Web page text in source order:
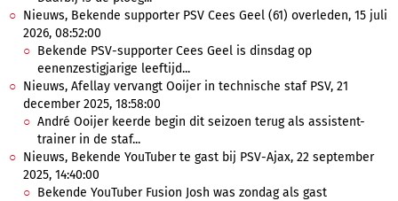
Nieuws, Bekende supporter PSV Cees Geel (61) overleden, 15 juli
2026, 08:52:00
Bekende PSV-supporter Cees Geel is dinsdag op
eenenzestigjarige leeftijd...
Nieuws, Afellay vervangt Ooijer in technische staf PSV, 21
december 2025, 18:58:00
André Ooijer keerde begin dit seizoen terug als assistent-
trainer in de staf...
Nieuws, Bekende YouTuber te gast bij PSV-Ajax, 22 september
2025, 14:40:00
Bekende YouTuber Fusion Josh was zondag als gast